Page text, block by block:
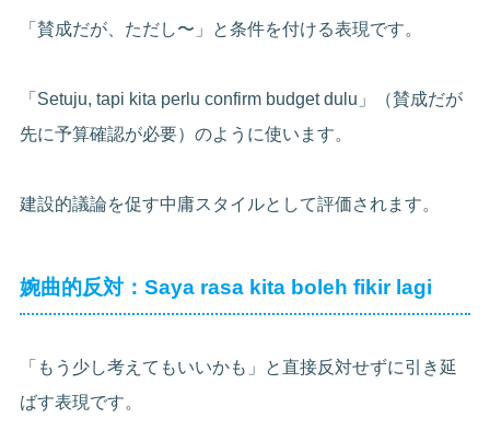
「賛成だが、ただし〜」と条件を付ける表現です。
「Setuju, tapi kita perlu confirm budget dulu」（賛成だが
先に予算確認が必要）のように使います。
建設的議論を促す中庸スタイルとして評価されます。
婉曲的反対：Saya rasa kita boleh fikir lagi
「もう少し考えてもいいかも」と直接反対せずに引き延
ばす表現です。